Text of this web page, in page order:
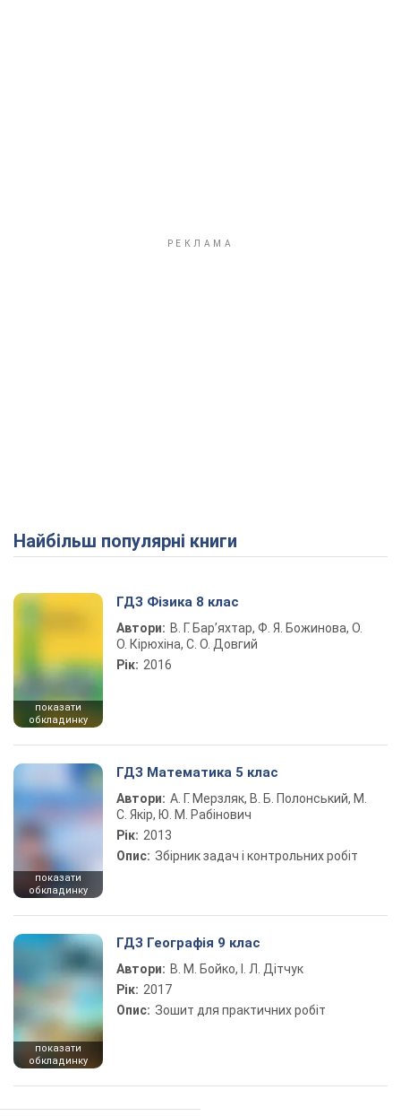
Найбільш популярні книги
показати
обкладинку
ГДЗ Фізика 8 клас
Автори: В. Г. Бар’яхтар, Ф. Я. Божинова, О.
О. Кірюхіна, С. О. Довгий
Рік: 2016
показати
обкладинку
ГДЗ Математика 5 клас
Автори: А. Г. Мерзляк, В. Б. Полонський, М.
С. Якір, Ю. М. Рабінович
Рік: 2013
Опис: Збірник задач і контрольних робіт
показати
обкладинку
ГДЗ Географія 9 клас
Автори: В. М. Бойко, І. Л. Дітчук
Рік: 2017
Опис: Зошит для практичних робіт